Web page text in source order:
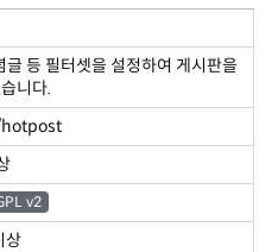
글 등 필터셋을 설정하여 게시판을
니다.
v2
상